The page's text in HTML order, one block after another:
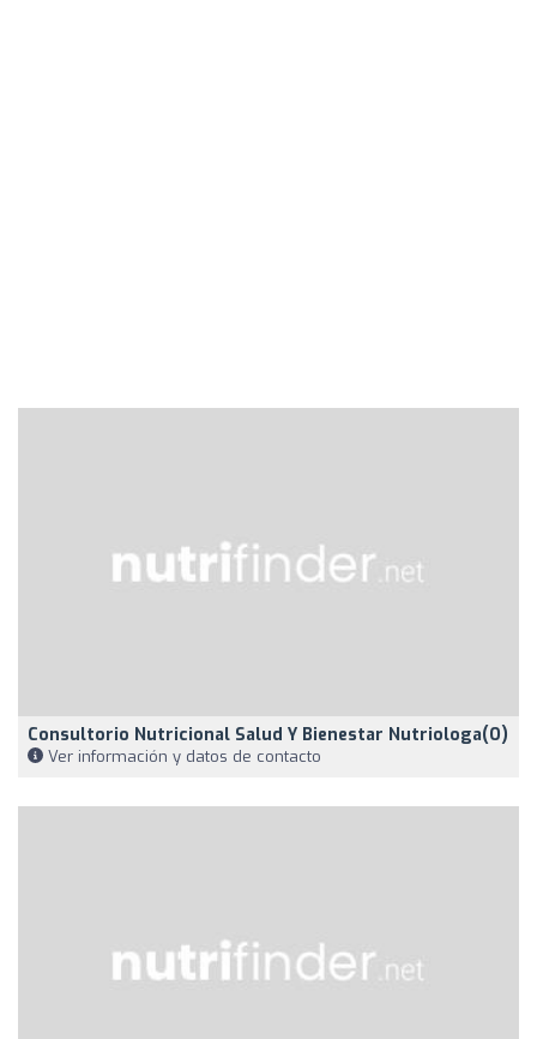
Consultorio Nutricional Salud Y Bienestar Nutriologa(o)
Ver información y datos de contacto